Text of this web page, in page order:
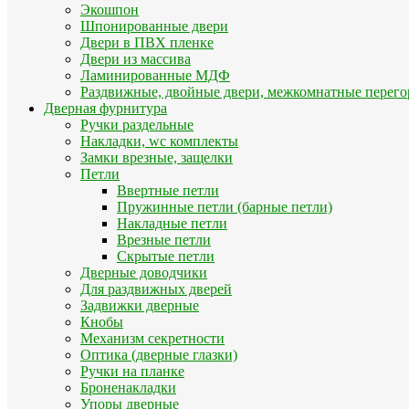
Экошпон
Шпонированные двери
Двери в ПВХ пленке
Двери из массива
Ламинированные МДФ
Раздвижные, двойные двери, межкомнатные
Дверная фурнитура
Ручки раздельные
Накладки, wc комплекты
Замки врезные, защелки
Петли
Ввертные петли
Пружинные петли (барные петли)
Накладные петли
Врезные петли
Скрытые петли
Дверные доводчики
Для раздвижных дверей
Задвижки дверные
Кнобы
Механизм секретности
Оптика (дверные глазки)
Ручки на планке
Броненакладки
Упоры дверные